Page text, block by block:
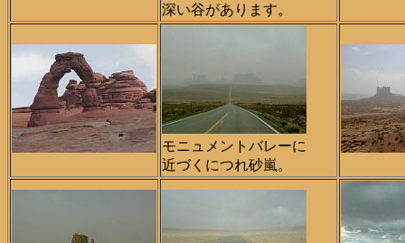
深い谷があります。
モニュメントバレーに
近づくにつれ砂嵐。